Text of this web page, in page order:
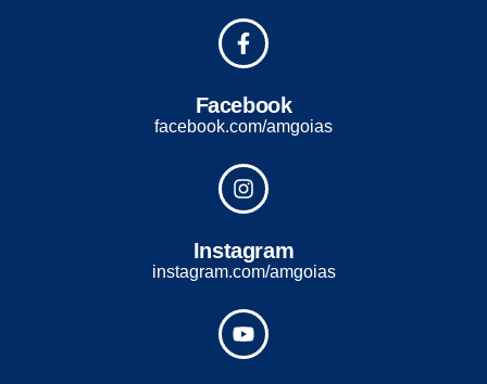
Facebook
facebook.com/amgoias
Instagram
instagram.com/amgoias